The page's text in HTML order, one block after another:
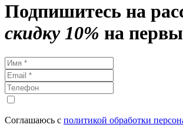
Подпишитесь на
скидку 10% на
Соглашаюсь с политикой обработки